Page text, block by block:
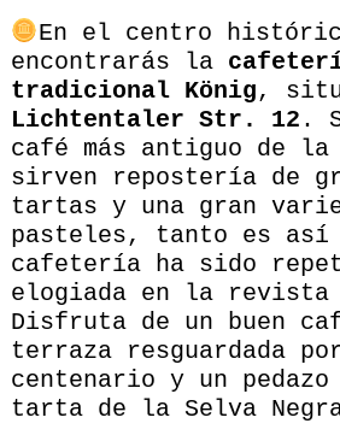
En el centro
encontrarás la
tradicional König,
Lichtentaler Str. 12 .
café más antiguo de la
sirven repostería de
tartas y una gran
pasteles, tanto es así
cafetería ha sido
elogiada en la revista
Disfruta de un buen
terraza resguardada
centenario y un
tarta de la Selva